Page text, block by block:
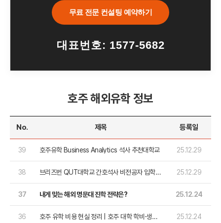
무료 전문 컨설팅 예약하기
대표번호: 1577-5682
호주 해외유학 정보
No. 제목 등록일
39 호주유학 Business Analytics 석사 추천대학교 25.12.29
38
브리즈번 QUT대학교 간호석사 비전공자 입학
25.12.29
37 내게 맞는 해외 명문대 진학 전략은? 25.12.24
36
호주 유학 비용 현실 정리 | 호주 대학 학비·생활
25.12.24